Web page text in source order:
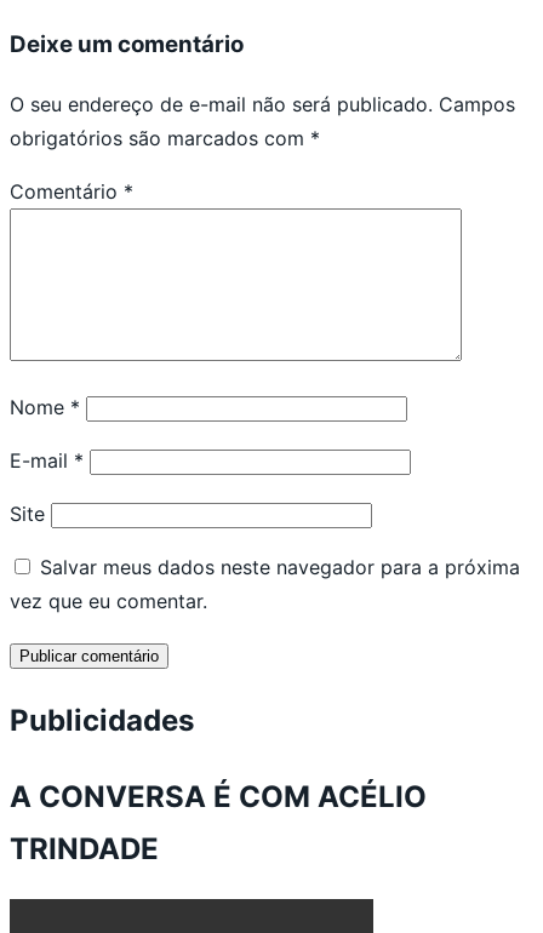
Deixe um comentário
O seu endereço de e-mail não será publicado. Campos
obrigatórios são marcados com *
Comentário *
Nome *
E-mail *
Site
Salvar meus dados neste navegador para a próxima
vez que eu comentar.
Publicidades
A CONVERSA É COM ACÉLIO
TRINDADE